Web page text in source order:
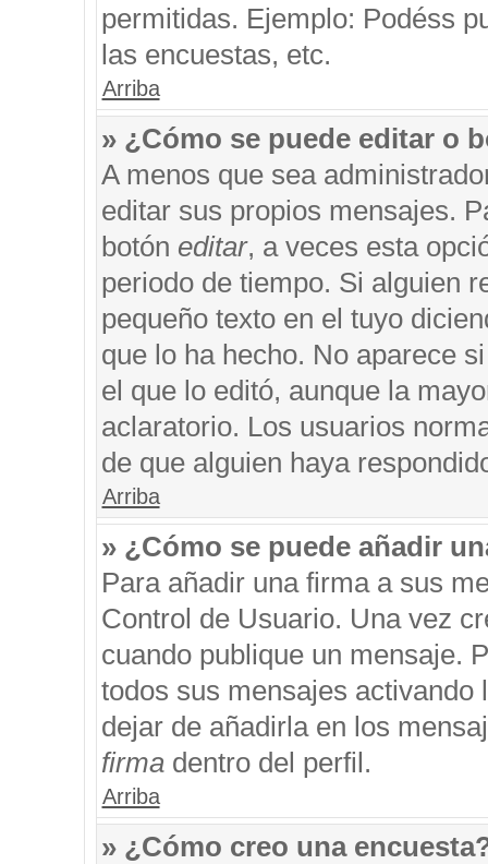
permitidas. Ejemplo: Podéss
las encuestas, etc.
Arriba
» ¿Cómo se puede editar o
A menos que sea
editar sus propios mensajes.
botón editar, a veces esta
periodo de tiempo. Si alguien
pequeño texto en el tuyo
que lo ha hecho. No aparece
el que lo editó, aunque la
aclaratorio. Los usuarios
de que alguien haya
Arriba
» ¿Cómo se puede añadir
Para añadir una firma a sus
Control de Usuario. Una vez
cuando publique un mensaje.
todos sus mensajes
dejar de añadirla en los
firmadentro del perfil.
Arriba
» ¿Cómo creo una